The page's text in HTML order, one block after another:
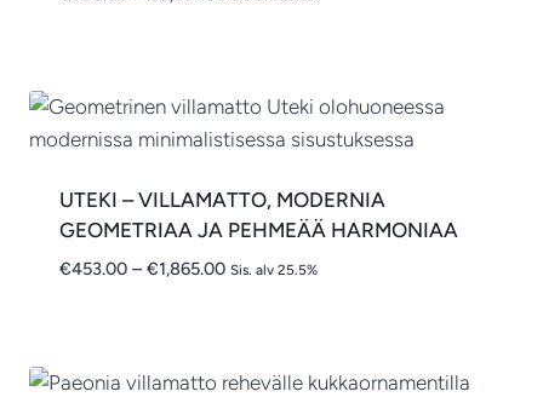
UTEKI – VILLAMATTO, MODERNIA
GEOMETRIAA JA PEHMEÄÄ HARMONIAA
€453.00 – €1,865.00Hintaluokka:
Sis. alv 25.5%